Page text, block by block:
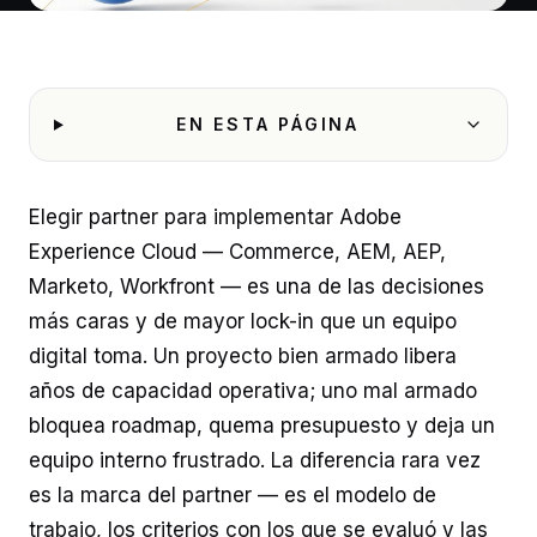
EN ESTA PÁGINA
Elegir partner para implementar Adobe
Experience Cloud — Commerce, AEM, AEP,
Marketo, Workfront — es una de las decisiones
más caras y de mayor lock-in que un equipo
digital toma. Un proyecto bien armado libera
años de capacidad operativa; uno mal armado
bloquea roadmap, quema presupuesto y deja un
equipo interno frustrado. La diferencia rara vez
es la marca del partner — es el modelo de
trabajo, los criterios con los que se evaluó y las